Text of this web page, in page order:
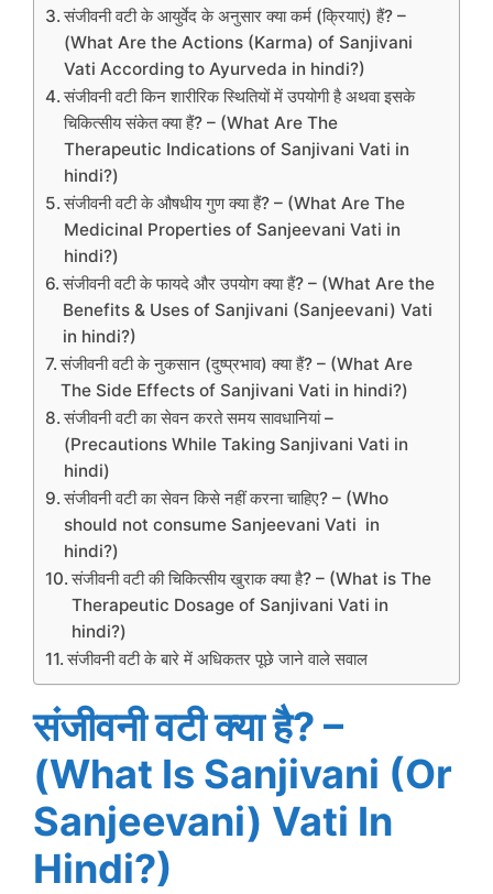
संजीवनी वटी के आयुर्वेद के अनुसार क्या कर्म (क्रियाएं) हैं? –
(What Are the Actions (Karma) of Sanjivani
Vati According to Ayurveda in hindi?)
संजीवनी वटी किन शारीरिक स्थितियों में उपयोगी है अथवा इसके
चिकित्सीय संकेत क्या हैं? – (What Are The
Therapeutic Indications of Sanjivani Vati in
hindi?)
संजीवनी वटी के औषधीय गुण क्या हैं? – (What Are The
Medicinal Properties of Sanjeevani Vati in
hindi?)
संजीवनी वटी के फायदे और उपयोग क्या हैं? – (What Are the
Benefits & Uses of Sanjivani (Sanjeevani) Vati
in hindi?)
संजीवनी वटी के नुकसान (दुष्प्रभाव) क्या हैं? – (What Are
The Side Effects of Sanjivani Vati in hindi?)
संजीवनी वटी का सेवन करते समय सावधानियां –
(Precautions While Taking Sanjivani Vati in
hindi)
संजीवनी वटी का सेवन किसे नहीं करना चाहिए? – (Who
should not consume Sanjeevani Vati in
hindi?)
संजीवनी वटी की चिकित्सीय खुराक क्या है? – (What is The
Therapeutic Dosage of Sanjivani Vati in
hindi?)
संजीवनी वटी के बारे में अधिकतर पूछे जाने वाले सवाल
संजीवनी वटी क्या है? –
(What Is Sanjivani (or
Sanjeevani) Vati In
Hindi?)